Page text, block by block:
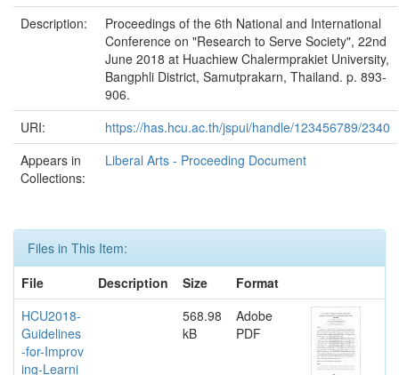
Description:
Proceedings of the 6th National and International
Conference on "Research to Serve Society", 22nd
June 2018 at Huachiew Chalermprakiet University,
Bangphli District, Samutprakarn, Thailand. p. 893-
906.
URI:
https://has.hcu.ac.th/jspui/handle/123456789/2340
Appears in
Collections:
Liberal Arts - Proceeding Document
Files in This Item:
File
Description Size
Format
HCU2018-
Guidelines
-for-Improv
ing-Learni
568.98
kB
Adobe
PDF